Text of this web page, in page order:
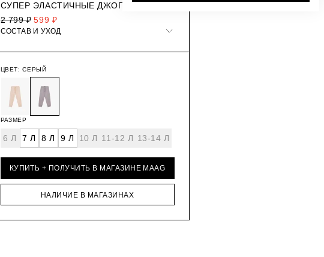
СУПЕР ЭЛАСТИЧНЫЕ ДЖОГГЕРЫ
599 ₽
2 799 ₽
СОСТАВ И УХОД
ЦВЕТ: СЕРЫЙ
РАЗМЕР
6 Л 7 Л 8 Л 9 Л 10 Л 11-12 Л 13-14 Л
КУПИТЬ + ПОЛУЧИТЬ В МАГАЗИНЕ MAAG
НАЛИЧИЕ В МАГАЗИНАХ